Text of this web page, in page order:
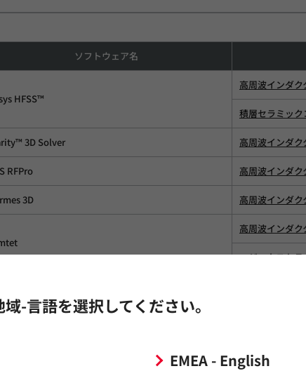
-言語を選択してください。
EMEA - English
ソフトウェア名
HFSS™
高周波インダク
積層セラミック
3D Solver 高周波インダク
RFPro 高周波インダク
3D 高周波インダク
高周波インダク
マジックストラ